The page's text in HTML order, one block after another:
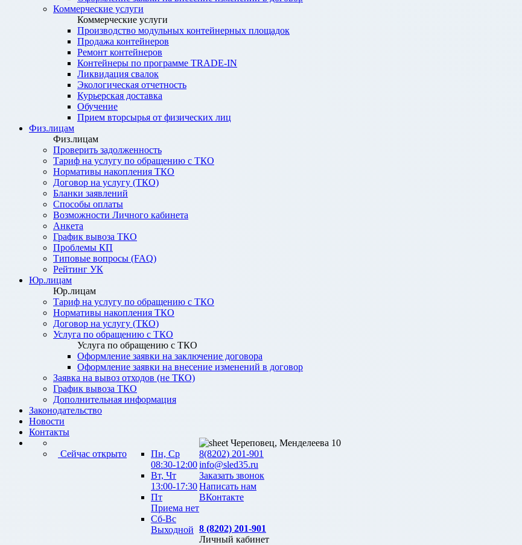
Коммерческие услуги
Коммерческие услуги
Производство модульных контейнерных площадок
Продажа контейнеров
Ремонт контейнеров
Контейнеры по программе TRADE-IN
Ликвидация свалок
Экологическая отчетность
Курьерская доставка
Обучение
Прием вторсырья от физических лиц
Физ.лицам
Физ.лицам
Проверить задолженность
Тариф на услугу по обращению с ТКО
Нормативы накопления ТКО
Договор на услугу (ТКО)
Бланки заявлений
Способы оплаты
Возможности Личного кабинета
Анкета
График вывоза ТКО
Проблемы КП
Типовые вопросы (FAQ)
Рейтинг УК
Юр.лицам
Юр.лицам
Тариф на услугу по обращению с ТКО
Нормативы накопления ТКО
Договор на услугу (ТКО)
Услуга по обращению с ТКО
Услуга по обращению с ТКО
Оформление заявки на заключение договора
Оформление заявки на внесение изменений в договор
Заявка на вывоз отходов (не ТКО)
График вывоза ТКО
Дополнительная информация
Законодательство
Новости
Контакты
Сейчас открыто
Пн, Ср
08:30-12:00
Вт, Чт
13:00-17:30
Пт
Приема нет
Сб-Вс
Выходной
Череповец, Менделеева 10
8(8202) 201-901
info@sled35.ru
Заказать звонок
Написать нам
ВКонтакте
8 (8202) 201-901
Личный кабинет